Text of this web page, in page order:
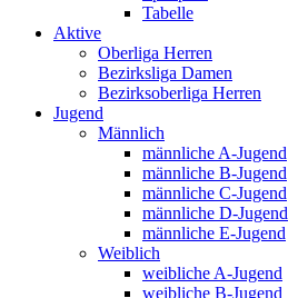
Tabelle
Aktive
Oberliga Herren
Bezirksliga Damen
Bezirksoberliga Herren
Jugend
Männlich
männliche A-Jugend
männliche B-Jugend
männliche C-Jugend
männliche D-Jugend
männliche E-Jugend
Weiblich
weibliche A-Jugend
weibliche B-Jugend